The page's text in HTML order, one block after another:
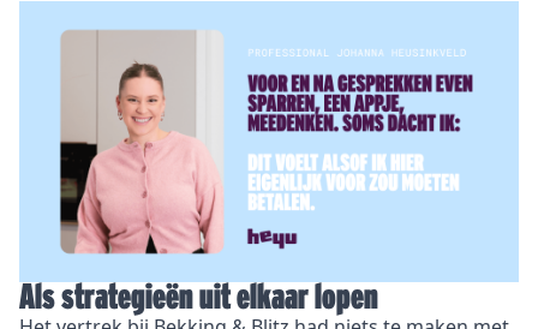
Als strategieën uit elkaar lopen